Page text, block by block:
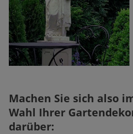
Machen Sie sich also
Wahl Ihrer
darüber: